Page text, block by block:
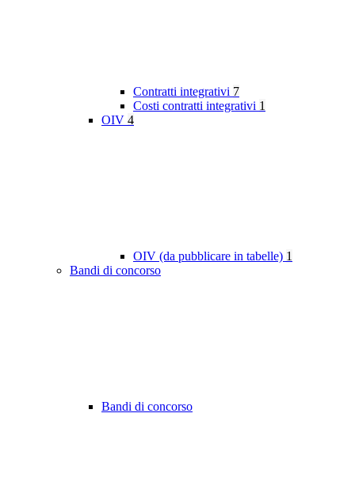
Contratti integrativi 7
Costi contratti integrativi 1
OIV 4
OIV (da pubblicare in tabelle) 1
Bandi di concorso
Bandi di concorso